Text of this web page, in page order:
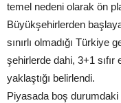
temel nedeni olarak ön
Büyükşehirlerden
sınırlı olmadığı Türkiye
şehirlerde dahi, 3+1 sıfır
yaklaştığı belirlendi.
Piyasada boş